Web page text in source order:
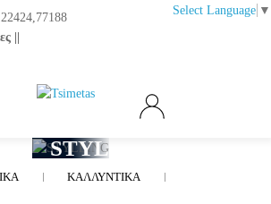
Select Language ▼
||
STYLLING
ΚΑΛΛΥΝΤΙΚΑ